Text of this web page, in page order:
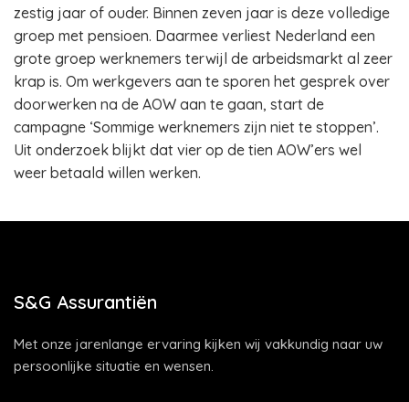
zestig jaar of ouder. Binnen zeven jaar is deze volledige
groep met pensioen. Daarmee verliest Nederland een
grote groep werknemers terwijl de arbeidsmarkt al zeer
krap is. Om werkgevers aan te sporen het gesprek over
doorwerken na de AOW aan te gaan, start de
campagne ‘Sommige werknemers zijn niet te stoppen’.
Uit onderzoek blijkt dat vier op de tien AOW’ers wel
weer betaald willen werken.
S&G Assurantiën
Met onze jarenlange ervaring kijken wij vakkundig naar uw
persoonlijke situatie en wensen.